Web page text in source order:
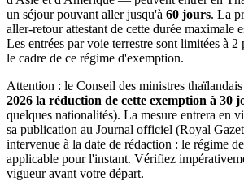
un séjour pouvant aller jusqu'à 60 jours. La
aller-retour attestant de cette durée maximale
Les entrées par voie terrestre sont limitées à 2
le cadre de ce régime d'exemption.
Attention : le Conseil des ministres thaïlandais
2026 la réduction de cette exemption à 30
quelques nationalités). La mesure entrera en
sa publication au Journal officiel (Royal
intervenue à la date de rédaction : le régime
applicable pour l'instant. Vérifiez
vigueur avant votre départ.